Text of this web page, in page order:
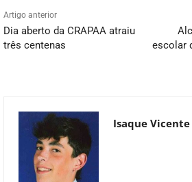
Artigo anterior
Dia aberto da CRAPAA atraiu
três centenas
escolar
Isaque Vicente